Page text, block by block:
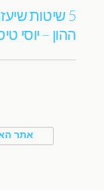
5 שיטות
ההון – יוסי
אתר